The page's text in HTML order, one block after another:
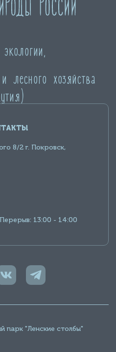
лесного хозяйства
8/2 г. Покровск,
13:00 - 14:00
парк "Ленские столбы"